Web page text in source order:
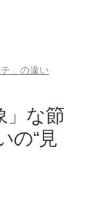
」の違い
」な節
の“見